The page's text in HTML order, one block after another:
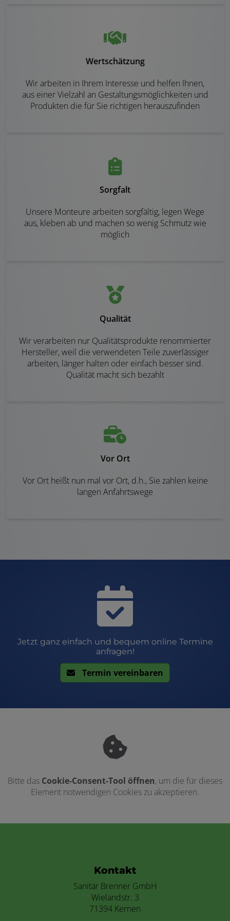
Wertschätzung
Wir arbeiten in Ihrem Interesse und helfen Ihnen,
aus einer Vielzahl an Gestaltungsmöglichkeiten und
Produkten die für Sie richtigen herauszufinden
Sorgfalt
Unsere Monteure arbeiten sorgfältig, legen Wege
aus, kleben ab und machen so wenig Schmutz wie
möglich
Qualität
Wir verarbeiten nur Qualitätsprodukte renommierter
Hersteller, weil die verwendeten Teile zuverlässiger
arbeiten, länger halten oder einfach besser sind.
Qualität macht sich bezahlt
Vor Ort
Vor Ort heißt nun mal vor Ort, d.h., Sie zahlen keine
langen Anfahrtswege
Jetzt ganz einfach und bequem online Termine
anfragen!
Termin vereinbaren
Bitte das Cookie-Consent-Tool öffnen, um die für dieses
Element notwendigen Cookies zu akzeptieren.
Kontakt
Sanitär Brenner GmbH
Wielandstr. 3
71394 Kernen